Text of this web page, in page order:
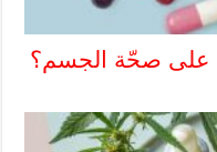
على صحّة الجسم؟